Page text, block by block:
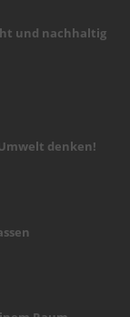
und nachhaltig
denken!